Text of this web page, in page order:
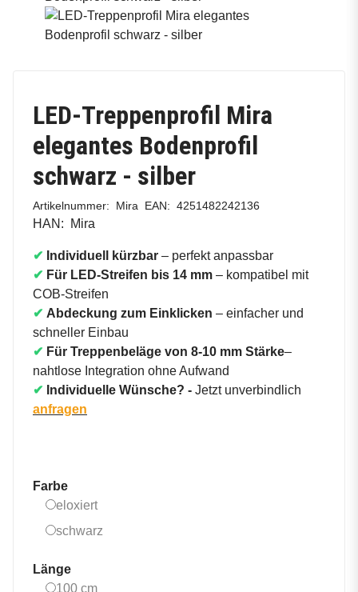
LED-Treppenprofil Mira
elegantes Bodenprofil
schwarz - silber
Artikelnummer: Mira EAN: 4251482242136
HAN: Mira
✔ Individuell kürzbar – perfekt anpassbar
✔ Für LED-Streifen bis 14 mm – kompatibel mit
COB-Streifen
✔ Abdeckung zum Einklicken – einfacher und
schneller Einbau
✔ Für Treppenbeläge von 8-10 mm Stärke–
nahtlose Integration ohne Aufwand
✔ Individuelle Wünsche? - Jetzt unverbindlich
anfragen
Farbe
eloxierteloxiert
schwarz
Länge
100 cm100 cm